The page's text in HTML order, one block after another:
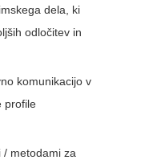
dela, ki
odločitev in
komunikacijo v
profile
/ metodami za